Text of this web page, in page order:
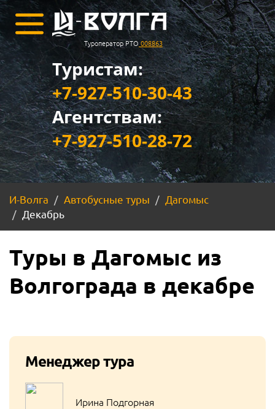
Туроператор РТО 008863
Туристам:
+7-927-510-30-43
Агентствам:
+7-927-510-28-72
И-Волга Автобусные туры
Дагомыс
Декабрь
Туры в Дагомыс из
Волгограда в декабре
Менеджер тура
Ирина Подгорная